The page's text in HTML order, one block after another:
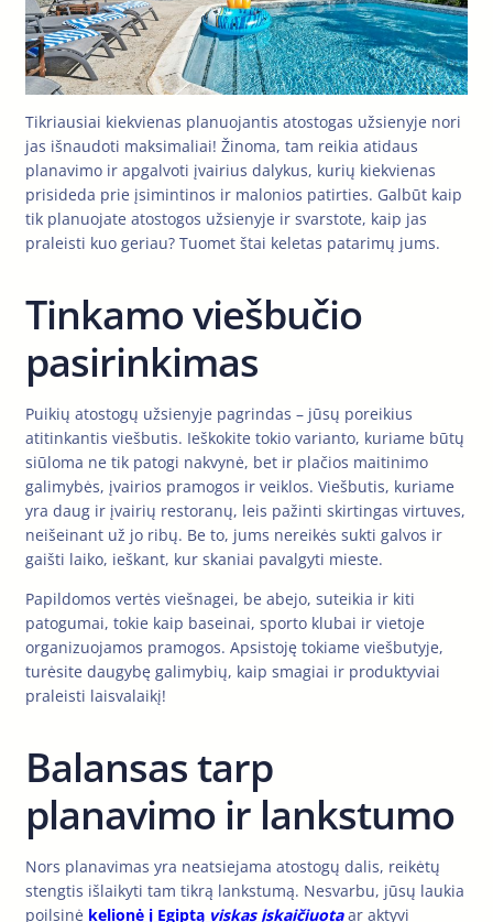
Tikriausiai kiekvienas planuojantis atostogas užsienyje nori
jas išnaudoti maksimaliai! Žinoma, tam reikia atidaus
planavimo ir apgalvoti įvairius dalykus, kurių kiekvienas
prisideda prie įsimintinos ir malonios patirties. Galbūt kaip
tik planuojate atostogos užsienyje ir svarstote, kaip jas
praleisti kuo geriau? Tuomet štai keletas patarimų jums.
Tinkamo viešbučio
pasirinkimas
Puikių atostogų užsienyje pagrindas – jūsų poreikius
atitinkantis viešbutis. Ieškokite tokio varianto, kuriame būtų
siūloma ne tik patogi nakvynė, bet ir plačios maitinimo
galimybės, įvairios pramogos ir veiklos. Viešbutis, kuriame
yra daug ir įvairių restoranų, leis pažinti skirtingas virtuves,
neišeinant už jo ribų. Be to, jums nereikės sukti galvos ir
gaišti laiko, ieškant, kur skaniai pavalgyti mieste.
Papildomos vertės viešnagei, be abejo, suteikia ir kiti
patogumai, tokie kaip baseinai, sporto klubai ir vietoje
organizuojamos pramogos. Apsistoję tokiame viešbutyje,
turėsite daugybę galimybių, kaip smagiai ir produktyviai
praleisti laisvalaikį!
Balansas tarp
planavimo ir lankstumo
Nors planavimas yra neatsiejama atostogų dalis, reikėtų
stengtis išlaikyti tam tikrą lankstumą. Nesvarbu, jūsų laukia
poilsinė kelionė į Egiptą viskas įskaičiuotaar aktyvi